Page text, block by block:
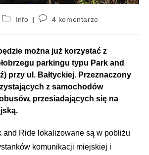
Info 4 komentarze
można już korzystać z
parkingu typu Park and
przy ul. Bałtyckiej. Przeznaczony
z samochodów
przesiadających się na
and Ride lokalizowane są w pobliżu
komunikacji miejskiej i